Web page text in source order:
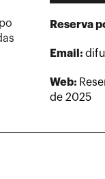
Reserva
Email:
Web:
de 2025